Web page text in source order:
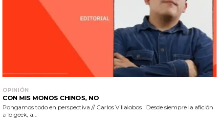
OPINIÓN
CON MIS MONOS CHINOS, NO
Pongamos todo en perspectiva // Carlos Villalobos Desde siempre la afición
a lo geek, a...